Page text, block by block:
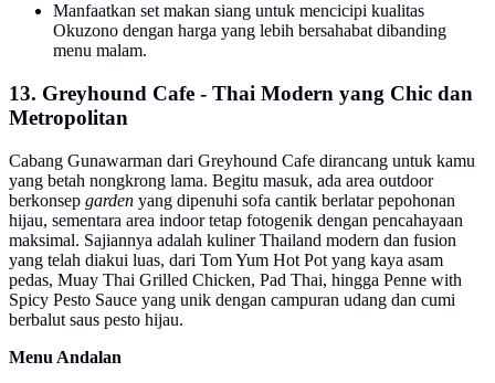
Manfaatkan set makan siang untuk mencicipi kualitas
Okuzono dengan harga yang lebih bersahabat dibanding
menu malam.
13. Greyhound Cafe - Thai Modern yang Chic dan
Metropolitan
Cabang Gunawarman dari Greyhound Cafe dirancang untuk kamu
yang betah nongkrong lama. Begitu masuk, ada area outdoor
berkonsep garden yang dipenuhi sofa cantik berlatar pepohonan
hijau, sementara area indoor tetap fotogenik dengan pencahayaan
maksimal. Sajiannya adalah kuliner Thailand modern dan fusion
yang telah diakui luas, dari Tom Yum Hot Pot yang kaya asam
pedas, Muay Thai Grilled Chicken, Pad Thai, hingga Penne with
Spicy Pesto Sauce yang unik dengan campuran udang dan cumi
berbalut saus pesto hijau.
Menu Andalan